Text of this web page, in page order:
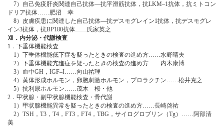
7）自己免疫肝炎関連自己抗体―抗平滑筋抗体，抗LKM‒1抗体，抗ミトコン
ドリア抗体……肥沼 幸
8）皮膚疾患に関連した自己抗体―抗デスモグレイン1抗体，抗デスモグレ
イン3抗体，抗BP180抗体……氏家英之
Ⅻ．内分泌・代謝検査
1．下垂体機能検査
1）下垂体機能低下症を疑ったときの検査の進め方……水野晴夫
2）下垂体機能亢進症を疑ったときの検査の進め方……内木康博
3）血中GH，IGF‒I……向山祐理
4）黄体形成ホルモン，卵胞刺激ホルモン，プロラクチン……松井克之
5）抗利尿ホルモン……茂木 桜・他
2．甲状腺・副甲状腺機能検査・骨代謝
1）甲状腺機能異常を疑ったときの検査の進め方……長崎啓祐
2）TSH，T3，T4，FT3，FT4，TBG，サイログロブリン（Tg）……阿部清
美